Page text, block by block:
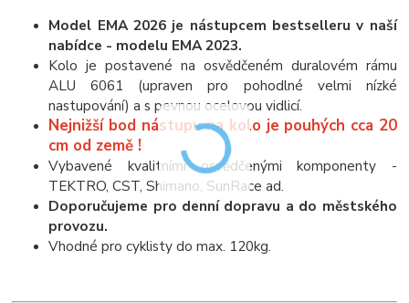
Model EMA 2026 je nástupcem bestselleru v naší
nabídce - modelu EMA 2023.
Kolo je postavené na osvědčeném duralovém rámu
ALU 6061 (upraven pro pohodlné velmi nízké
nastupování) a s pevnou ocelovou vidlicí.
Nejnižší bod nástupu na kolo je pouhých cca 20
cm od země !
Vybavené kvalitními osvědčenými komponenty -
TEKTRO, CST, Shimano, SunRace ad.
Doporučujeme pro denní dopravu a do městského
provozu.
Vhodné pro cyklisty do max. 120kg.